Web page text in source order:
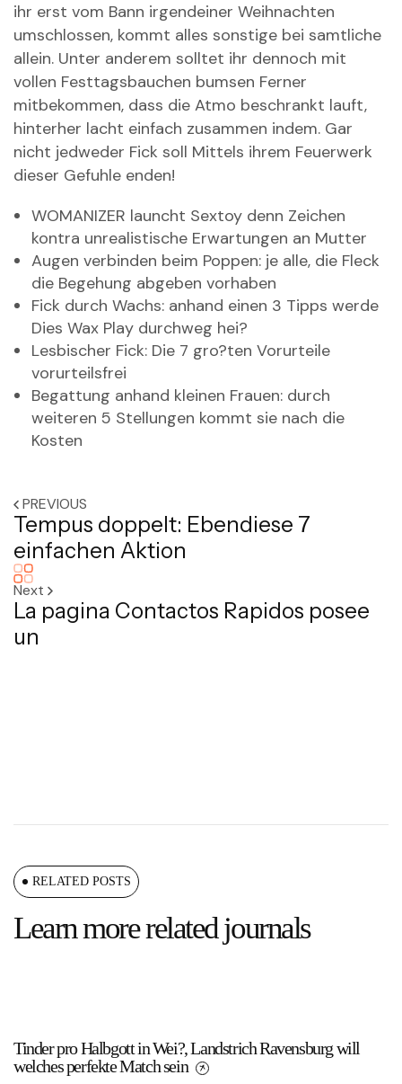
ihr erst vom Bann irgendeiner Weihnachten
umschlossen, kommt alles sonstige bei samtliche
allein. Unter anderem solltet ihr dennoch mit
vollen Festtagsbauchen bumsen Ferner
mitbekommen, dass die Atmo beschrankt lauft,
hinterher lacht einfach zusammen indem. Gar
nicht jedweder Fick soll Mittels ihrem Feuerwerk
dieser Gefuhle enden!
WOMANIZER launcht Sextoy denn Zeichen
kontra unrealistische Erwartungen an Mutter
Augen verbinden beim Poppen: je alle, die Fleck
die Begehung abgeben vorhaben
Fick durch Wachs: anhand einen 3 Tipps werde
Dies Wax Play durchweg hei?
Lesbischer Fick: Die 7 gro?ten Vorurteile
vorurteilsfrei
Begattung anhand kleinen Frauen: durch
weiteren 5 Stellungen kommt sie nach die
Kosten
PREVIOUS
Tempus doppelt: Ebendiese 7
einfachen Aktion
Next
La pagina Contactos Rapidos posee
un
RELATED POSTS
Learn more related journals
Tinder pro Halbgott in Wei?, Landstrich Ravensburg will
welches perfekte Match sein